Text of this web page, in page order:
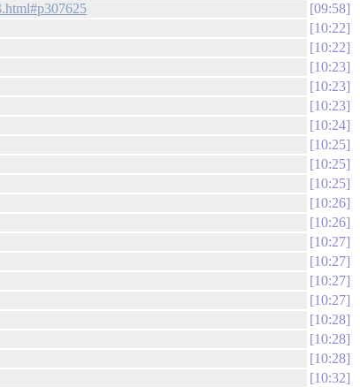
09:58
10:22
10:22
10:23
10:23
10:23
10:24
10:25
10:25
10:25
10:26
10:26
10:27
10:27
10:27
10:27
10:28
10:28
10:28
10:32